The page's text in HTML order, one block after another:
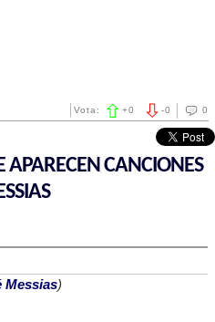
0
-0
Vota: +0
CANCIONES
Messias)